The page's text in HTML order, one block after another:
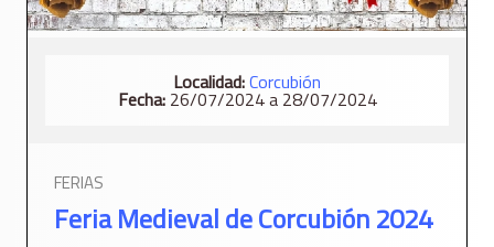
Localidad:Corcubión
Fecha:26/07/2024 a 28/07/2024
FERIAS
Feria Medieval de Corcubión 2024